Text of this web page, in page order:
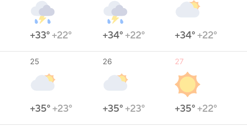
+33°+22° +34°+22° +34°+22°
25
+35°+23°
26
+35°+23°
27
+35°+22°